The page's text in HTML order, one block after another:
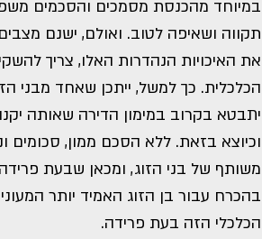
במיוחד מהכנסת מסמכים והסכמים
תקווה ושאיפה לטוב. ואולם, ישנם
את האיכויות הנהדרות האלו, צריך
הכלכלית. כך למשל, ייתכן שאחד מבני
יתבטא בקרוב במימון הדירה שאותה
וכיוצא בזאת. ללא הסכם ממון, סכומים
משותף של בני הזוג, ומכאן שבעת פרידה
בהכרח עבור בן הזוג האמיד יותר
הכלכלי הזה בעת פרידה.